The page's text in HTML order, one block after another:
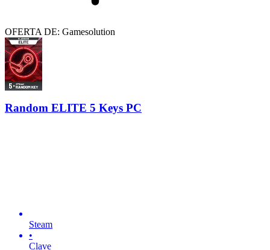
OFERTA DE: Gamesolution
Random ELITE 5 Keys PC
Steam
•
Clave